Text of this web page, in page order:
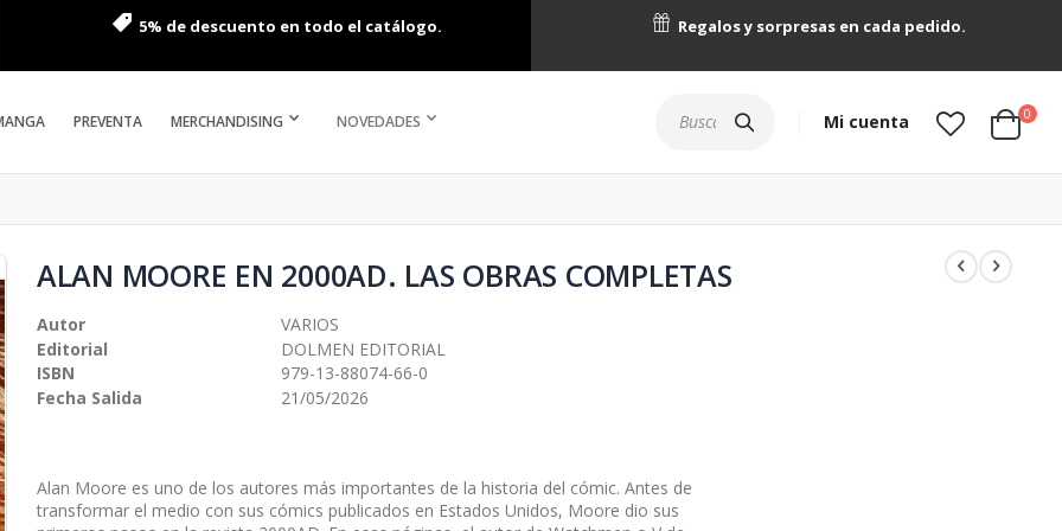
5% de descuento en todo el catálogo. Regalos y sorpresas en cada pedido.
PREVENTA MERCHANDISING NOVEDADES Mi cuenta Cart
0
ALAN MOORE EN 2000AD. LAS OBRAS COMPLETAS
Autor
VARIOS
Editorial
DOLMEN EDITORIAL
ISBN
979-13-88074-66-0
Fecha Salida
21/05/2026
Alan Moore es uno de los autores más importantes de la historia del cómic. Antes de
transformar el medio con sus cómics publicados en Estados Unidos, Moore dio sus